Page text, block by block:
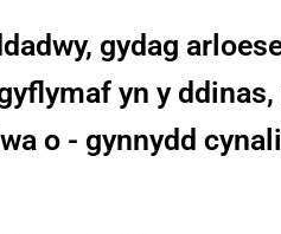
gydag
yn y
o - gynnydd